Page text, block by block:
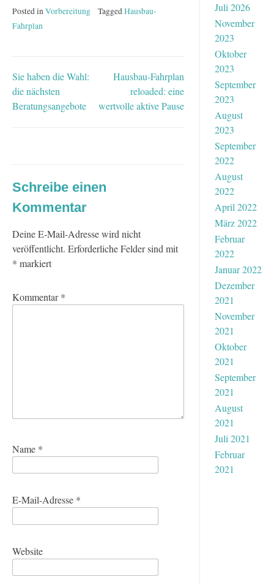
Posted in Vorbereitung Tagged Hausbau-
Fahrplan
Beitragsnavigation
Sie haben die Wahl:
die nächsten
Beratungsangebote
Hausbau-Fahrplan
reloaded: eine
wertvolle aktive Pause
Schreibe einen
Kommentar
Deine E-Mail-Adresse wird nicht
veröffentlicht. Erforderliche Felder sind mit
* markiert
Kommentar*
Name *
E-Mail-Adresse *
Website
Juli 2026
November
2023
Oktober
2023
September
2023
August
2023
September
2022
August
2022
April 2022
März 2022
Februar
2022
Januar 2022
Dezember
2021
November
2021
Oktober
2021
September
2021
August
2021
Juli 2021
Februar
2021